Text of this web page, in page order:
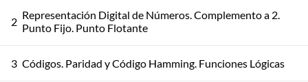
2 Representación Digital de Números. Complemento a 2.
Punto Fijo. Punto Flotante
3 Códigos. Paridad y Código Hamming. Funciones Lógicas